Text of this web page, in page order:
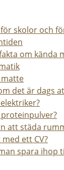
skolor och
om kända
det är dags
att städa
ett CV?
spara ihop